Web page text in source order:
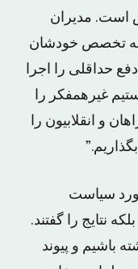
است. مدیران
به تخصص خودشان
حداقلی را اجرا
غیرهمفکر را
و انقلابیون را
سیاست
نتایج را گفتند.
باشیم و پیوند